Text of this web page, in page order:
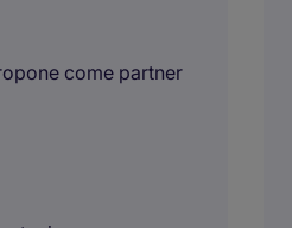
come partner